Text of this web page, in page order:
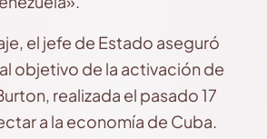
el jefe de Estado aseguró
objetivo de la activación de
realizada el pasado 17
a la economía de Cuba.